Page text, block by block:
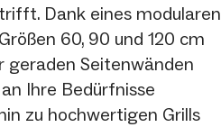
Dank eines modularen
60, 90 und 120 cm
geraden Seitenwänden
Ihre Bedürfnisse
zu hochwertigen Grills